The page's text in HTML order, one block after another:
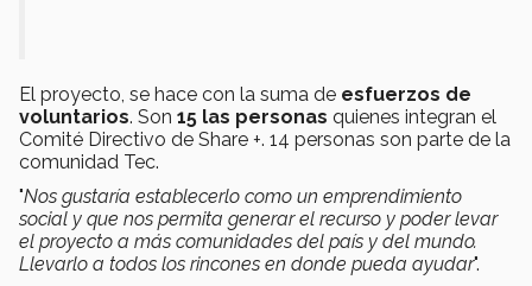
El proyecto, se hace con la suma de esfuerzos de
voluntarios. Son 15 las personas quienes integran el
Comité Directivo de Share +. 14 personas son parte de la
comunidad Tec.
"Nos gustaría establecerlo como un emprendimiento
social y que nos permita generar el recurso y poder levar
el proyecto a más comunidades del país y del mundo.
Llevarlo a todos los rincones en donde pueda ayudar".